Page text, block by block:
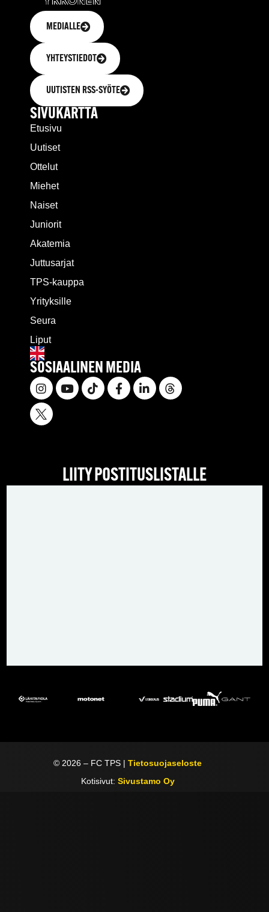
MEDIALLE
YHTEYSTIEDOT
UUTISTEN RSS-SYÖTE
SIVUKARTTA
Etusivu
Uutiset
Ottelut
Miehet
Naiset
Juniorit
Akatemia
Juttusarjat
TPS-kauppa
Yrityksille
Seura
Liput
SOSIAALINEN MEDIA
LIITY POSTITUSLISTALLE
© 2026 – FC TPS |Tietosuojaseloste
Kotisivut: Sivustamo Oy